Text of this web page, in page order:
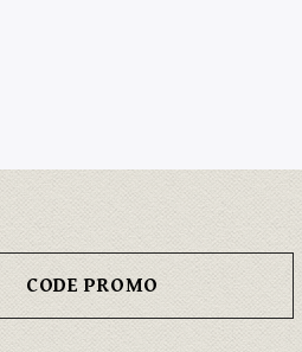
CODE PROMO